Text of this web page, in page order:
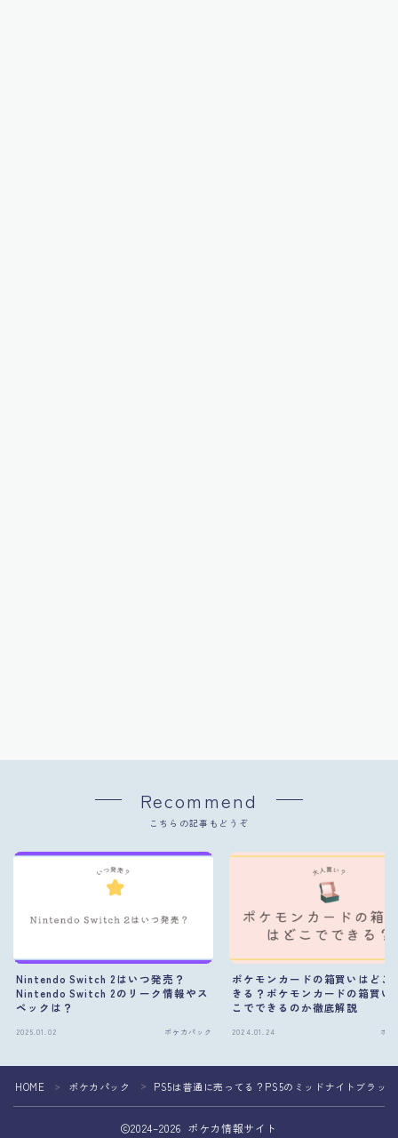
Recommend
こちらの記事もどうぞ
Nintendo Switch 2はいつ発売？
Nintendo Switch 2のリーク情報やス
ペックは？
2025.01.02 ポケカパック
ポケモンカードの箱買いはどこ
きる？ポケモンカードの箱買い
こでできるのか徹底解説
2024.01.24 ポ
HOME ＞ ポケカパック ＞ PS5は普通に売ってる？PS5のミッドナイトブラッ
2024–2026 ポケカ情報サイト